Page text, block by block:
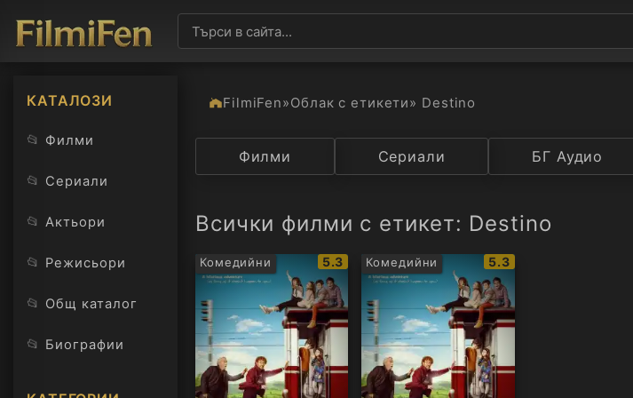
КАТАЛОЗИ
📂 Филми
📂 Сериали
📂 Актьори
📂 Режисьори
📂 Общ каталог
📂 Биографии
FilmiFen»Облак с етикети» Destino
Категория Държава
Филми Сериали БГ Аудио
Всички филми с етикет: Destino
Комедийни
IMDb
рейтинг:
5.3 Комедийни
IMDb
рейтинг:
5.3